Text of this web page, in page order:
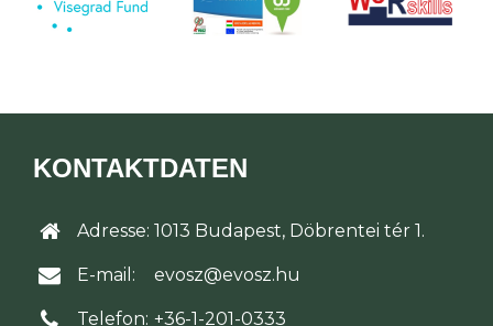
KONTAKTDATEN
Adresse: 1013 Budapest, Döbrentei tér 1.
E-mail: evosz@evosz.hu
Telefon: +36-1-201-0333